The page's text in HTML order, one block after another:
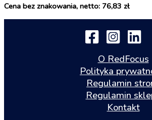
Cena bez znakowania, netto: 76,83 zł
O RedFocus
Polityka
Regulamin
Regulamin
Kontakt